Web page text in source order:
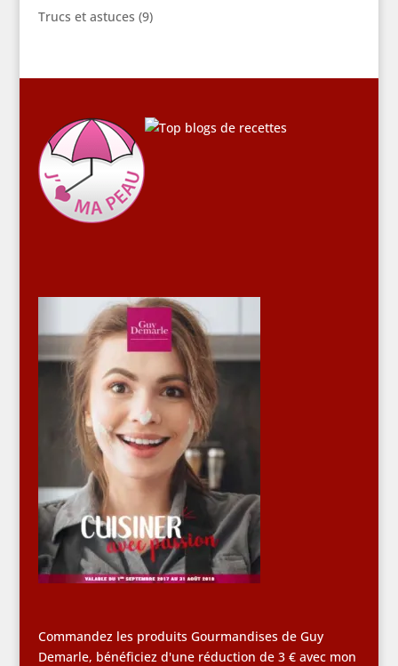
Trucs et astuces (9)
Commandez les produits Gourmandises de Guy
Demarle, bénéficiez d'une réduction de 3 € avec mon